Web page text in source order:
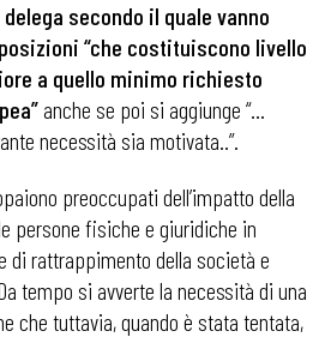
secondo il quale vanno
“che costituiscono livello
a quello minimo richiesto
anche se poi si aggiunge “…
necessità sia motivata..”.
preoccupati dell’impatto della
persone fisiche e giuridiche in
di rattrappimento della società e
tempo si avverte la necessità di una
che tuttavia, quando è stata tentata,